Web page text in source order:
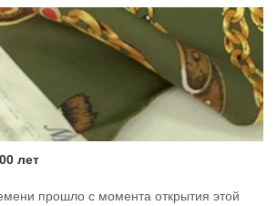
лет
прошло с момента открытия этой